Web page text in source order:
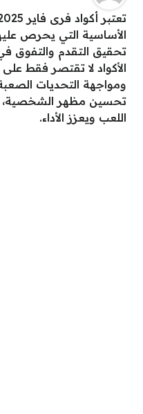
الأساسية التي يحرص
تحقيق التقدم والتفوق
الأكواد لا تقتصر فقط على
ومواجهة التحديات
تحسين مظهر الشخصية،
اللعب ويعزز الأداء.